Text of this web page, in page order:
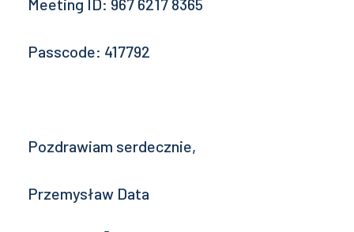
Passcode: 417792
Pozdrawiam serdecznie,
Przemysław Data